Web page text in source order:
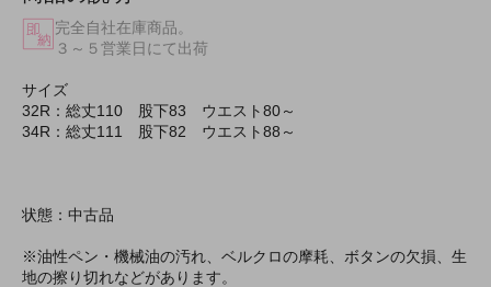
完全自社在庫商品。
３～５営業日にて出荷
サイズ
32R：総丈110 股下83 ウエスト80～
34R：総丈111 股下82 ウエスト88～
状態：中古品
※油性ペン・機械油の汚れ、ベルクロの摩耗、ボタンの欠損、生
地の擦り切れなどがあります。